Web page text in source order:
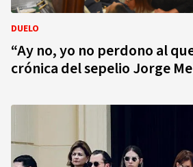
DUELO
“Ay no, yo no perdono al
crónica del sepelio Jorge